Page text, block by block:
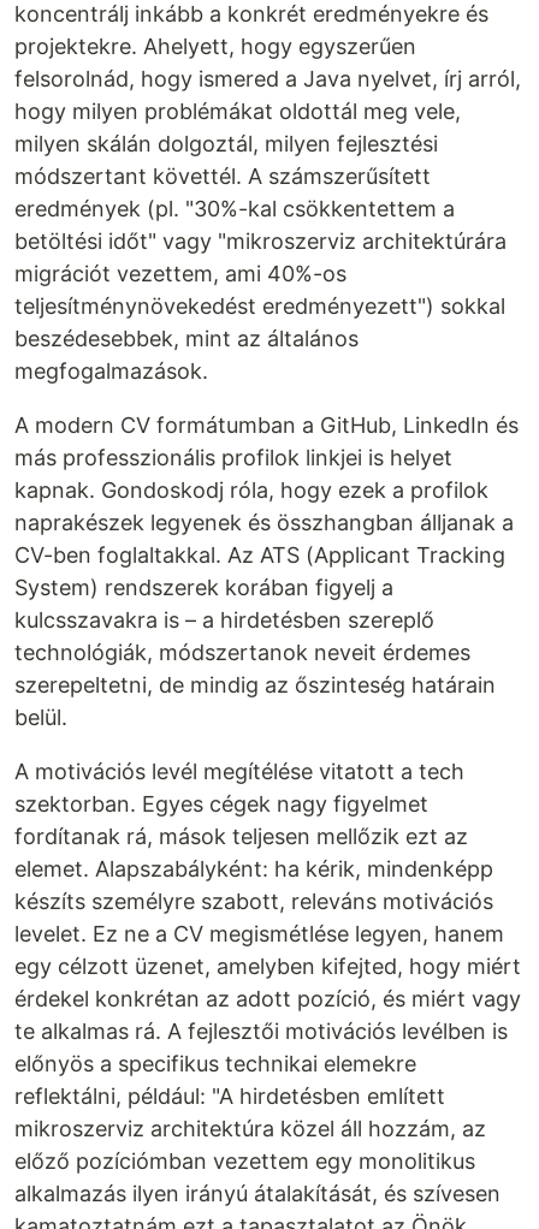
koncentrálj inkább a konkrét eredményekre és
projektekre. Ahelyett, hogy egyszerűen
felsorolnád, hogy ismered a Java nyelvet, írj arról,
hogy milyen problémákat oldottál meg vele,
milyen skálán dolgoztál, milyen fejlesztési
módszertant követtél. A számszerűsített
eredmények (pl. "30%-kal csökkentettem a
betöltési időt" vagy "mikroszerviz architektúrára
migrációt vezettem, ami 40%-os
teljesítménynövekedést eredményezett") sokkal
beszédesebbek, mint az általános
megfogalmazások.
A modern CV formátumban a GitHub, LinkedIn és
más professzionális profilok linkjei is helyet
kapnak. Gondoskodj róla, hogy ezek a profilok
naprakészek legyenek és összhangban álljanak a
CV-ben foglaltakkal. Az ATS (Applicant Tracking
System) rendszerek korában figyelj a
kulcsszavakra is – a hirdetésben szereplő
technológiák, módszertanok neveit érdemes
szerepeltetni, de mindig az őszinteség határain
belül.
A motivációs levél megítélése vitatott a tech
szektorban. Egyes cégek nagy figyelmet
fordítanak rá, mások teljesen mellőzik ezt az
elemet. Alapszabályként: ha kérik, mindenképp
készíts személyre szabott, releváns motivációs
levelet. Ez ne a CV megismétlése legyen, hanem
egy célzott üzenet, amelyben kifejted, hogy miért
érdekel konkrétan az adott pozíció, és miért vagy
te alkalmas rá. A fejlesztői motivációs levélben is
előnyös a specifikus technikai elemekre
reflektálni, például: "A hirdetésben említett
mikroszerviz architektúra közel áll hozzám, az
előző pozíciómban vezettem egy monolitikus
alkalmazás ilyen irányú átalakítását, és szívesen